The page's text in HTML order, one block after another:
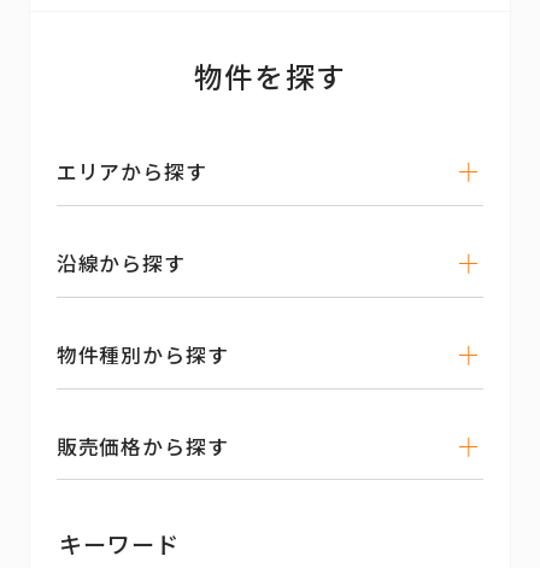
物件を探す
エリアから探す
沿線から探す
物件種別から探す
販売価格から探す
キーワード